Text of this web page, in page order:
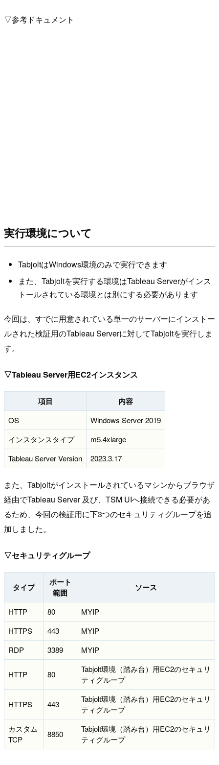
▽参考ドキュメント
実行環境について
TabjoltはWindows環境のみで実行できます
また、Tabjoltを実行する環境はTableau Serverがインス
トールされている環境とは別にする必要があります
今回は、すでに用意されている単一のサーバーにインストー
ルされた検証用のTableau Serverに対してTabjoltを実行しま
す。
▽Tableau Server用EC2インスタンス
項目 内容
OS
Windows Server 2019
インスタンスタイプ
m5.4xlarge
Tableau Server Version
2023.3.17
また、Tabjoltがインストールされているマシンからブラウザ
経由でTableau Server 及び、TSM UIへ接続できる必要があ
るため、今回の検証用に下3つのセキュリティグループを追
加しました。
▽セキュリティグループ
タイプ
ポート
範囲
ソース
HTTP 80
MYIP
HTTPS
443
MYIP
RDP
3389 MYIP
HTTP 80
Tabjolt環境（踏み台）用EC2のセキュリ
ティグループ
HTTPS 443
Tabjolt環境（踏み台）用EC2のセキュリ
ティグループ
カスタム
TCP
8850
Tabjolt環境（踏み台）用EC2のセキュリ
ティグループ